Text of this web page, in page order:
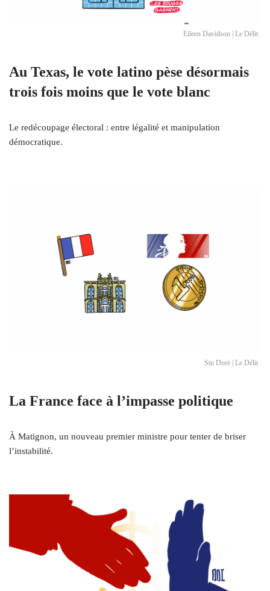
Eileen Davidson | Le Délit
Au Texas, le vote latino pèse désormais
trois fois moins que le vote blanc
Le redécoupage électoral : entre légalité et manipulation
démocratique.
Stu Doré | Le Délit
La France face à l’impasse politique
À Matignon, un nouveau premier ministre pour tenter de briser
l’instabilité.